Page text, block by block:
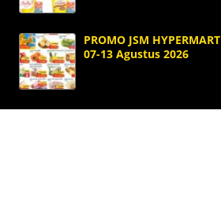
PROMO JSM HYPERMART
07-13 Agustus 2026